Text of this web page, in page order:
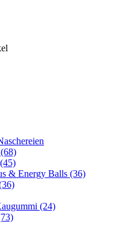
& Energy Balls (36)
(24)